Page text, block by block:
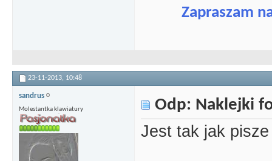
Zapraszam
23-11-2013, 10:48
sandrus
Molestantka klawiatury Odp: Naklejki
Jest tak jak